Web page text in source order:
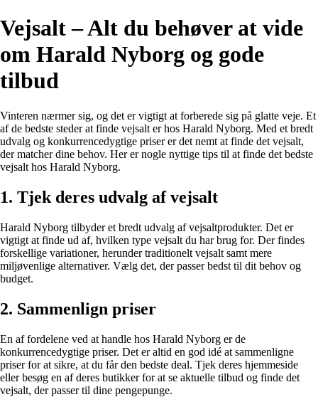
Vejsalt – Alt du behøver at vide
om Harald Nyborg og gode
tilbud
Vinteren nærmer sig, og det er vigtigt at forberede sig på glatte veje. Et
af de bedste steder at finde vejsalt er hos Harald Nyborg. Med et bredt
udvalg og konkurrencedygtige priser er det nemt at finde det vejsalt,
der matcher dine behov. Her er nogle nyttige tips til at finde det bedste
vejsalt hos Harald Nyborg.
1. Tjek deres udvalg af vejsalt
Harald Nyborg tilbyder et bredt udvalg af vejsaltprodukter. Det er
vigtigt at finde ud af, hvilken type vejsalt du har brug for. Der findes
forskellige variationer, herunder traditionelt vejsalt samt mere
miljøvenlige alternativer. Vælg det, der passer bedst til dit behov og
budget.
2. Sammenlign priser
En af fordelene ved at handle hos Harald Nyborg er de
konkurrencedygtige priser. Det er altid en god idé at sammenligne
priser for at sikre, at du får den bedste deal. Tjek deres hjemmeside
eller besøg en af deres butikker for at se aktuelle tilbud og finde det
vejsalt, der passer til dine pengepunge.